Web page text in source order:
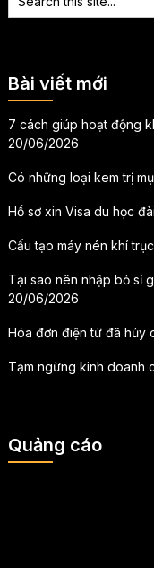
Bài viết mới
7 cách giúp hoạt động
20/06/2026
Có những loại kem trị
Hồ sơ xin Visa du học
Cấu tạo máy nén khí
Tại sao nên nhập bỏ sỉ
20/06/2026
Hóa đơn điện tử đã hủy
Tạm ngừng kinh doanh
Quảng cáo